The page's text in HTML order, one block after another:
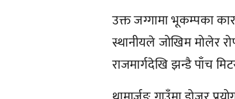
उक्त जग्गामा भूकम्पका
स्थानीयले जोखिम मोलेर
राजमार्गदेखि झन्डै पाँच